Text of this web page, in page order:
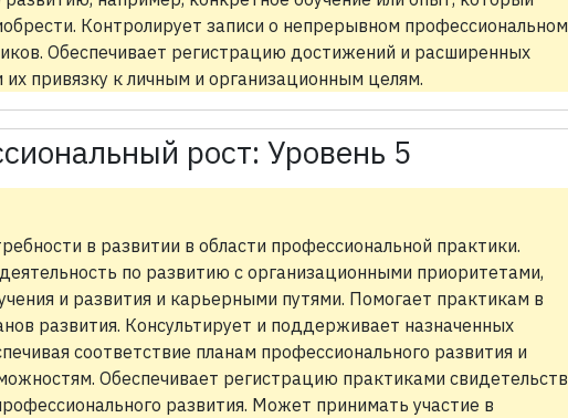
Контролирует записи о непрерывном профессиональном
Обеспечивает регистрацию достижений и расширенных
привязку к личным и организационным целям.
рост: Уровень 5
в развитии в области профессиональной практики.
по развитию с организационными приоритетами,
и развития и карьерными путями. Помогает практикам в
развития. Консультирует и поддерживает назначенных
соответствие планам профессионального развития и
Обеспечивает регистрацию практиками свидетельств
развития. Может принимать участие в